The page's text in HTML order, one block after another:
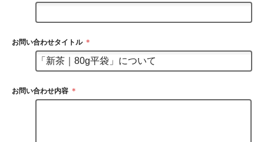
お問い合わせタイトル ＊
お問い合わせ内容 ＊